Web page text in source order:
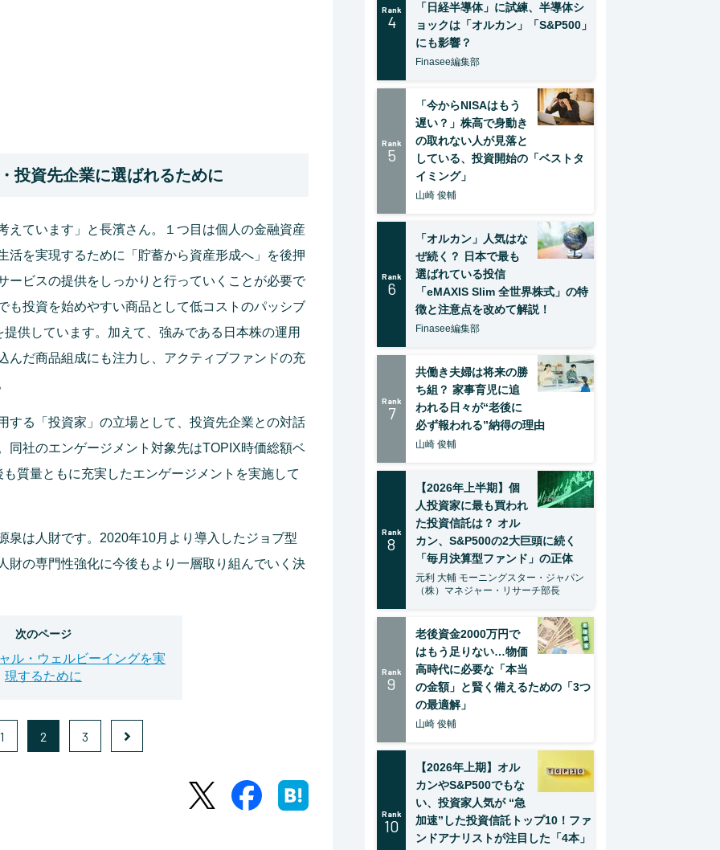
投資先企業に選ばれるために
えています」と長濱さん。１つ目は個人の金融資産
活を実現するために「貯蓄から資産形成へ」を後押
ービスの提供をしっかりと行っていくことが必要で
も投資を始めやすい商品として低コストのパッシブ
供しています。加えて、強みである日本株の運用
んだ商品組成にも注力し、アクティブファンドの充
する「投資家」の立場として、投資先企業との対話
同社のエンゲージメント対象先はTOPIX時価総額ベ
質量ともに充実したエンゲージメントを実施して
泉は人財です。2020年10月より導入したジョブ型
財の専門性強化に今後もより一層取り組んでいく決
次のページ
ル・ウェルビーイングを実
現するために
1 2 3
Rank
4
「日経半導体」に試練、半導体シ
ョックは「オルカン」「S&P500」
にも影響？
Finasee編集部
Rank
5
「今からNISAはもう
遅い？」株高で身動き
の取れない人が見落と
している、投資開始の「ベストタ
イミング」
山崎 俊輔
Rank
6
「オルカン」人気はな
ぜ続く？ 日本で最も
選ばれている投信
「eMAXIS Slim 全世界株式」の特
徴と注意点を改めて解説！
Finasee編集部
Rank
7
共働き夫婦は将来の勝
ち組？ 家事育児に追
われる日々が“老後に
必ず報われる”納得の理由
山崎 俊輔
Rank
8
【2026年上半期】個
人投資家に最も買われ
た投資信託は？ オル
カン、S&P500の2大巨頭に続く
「毎月決算型ファンド」の正体
元利 大輔 モーニングスター・ジャパン
（株）マネジャー・リサーチ部長
Rank
9
老後資金2000万円で
はもう足りない…物価
高時代に必要な「本当
の金額」と賢く備えるための「3つ
の最適解」
山崎 俊輔
Rank
10
【2026年上期】オル
カンやS&P500でもな
い、投資家人気が “急
加速”した投資信託トップ10！ファ
ンドアナリストが注目した「4本」